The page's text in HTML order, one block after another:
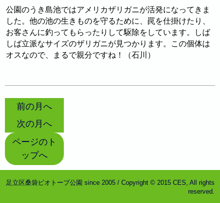
公園のうき島池ではアメリカザリガニが活発になってきま
した。他の池の生きものを守るために、罠を仕掛けたり、
お客さんに釣ってもらったりして駆除をしています。しば
しば立派なサイズのザリガニが見つかります。この個体は
オスなので、まるで親分ですね！（石川）
前の月へ
次の月へ
ページのト
ップへ
足立区桑袋ビオトープ公園 since 2005 / Copyright © 2015 CES, All rights
reserved.